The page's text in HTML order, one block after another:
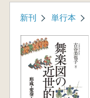
新刊 単行本